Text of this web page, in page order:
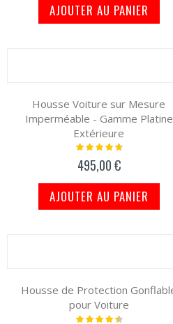
AJOUTER AU PANIER
Housse Voiture sur Mesure
Imperméable - Gamme Platine
Extérieure
Notation:
495,00 €
AJOUTER AU PANIER
Housse de Protection
pour Voiture
Notation: